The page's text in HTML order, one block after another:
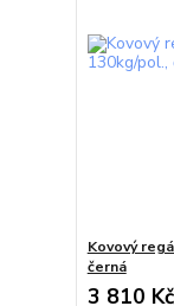
Kovový
černá
3 810 Kč